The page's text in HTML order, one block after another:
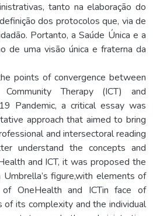
tanto na elaboração do
dos protocolos que, via de
Portanto, a Saúde Única e a
de uma visão única e fraterna da
points of convergence between
Community Therapy (ICT) and
Pandemic, a critical essay was
approach that aimed to bring
and intersectoral reading
understand the concepts and
and ICT, it was proposed the
figure,with elements of
OneHealth and ICTin face of
of its complexity and the individual